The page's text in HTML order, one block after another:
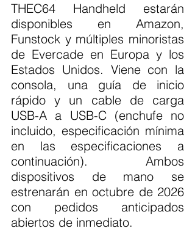
THEC64 Handheld estarán
disponibles en Amazon,
Funstock y múltiples minoristas
de Evercade en Europa y los
Estados Unidos. Viene con la
consola, una guía de inicio
rápido y un cable de carga
USB-A a USB-C (enchufe no
incluido, especificación mínima
en las especificaciones a
continuación). Ambos
dispositivos de mano se
estrenarán en octubre de 2026
con pedidos anticipados
abiertos de inmediato.